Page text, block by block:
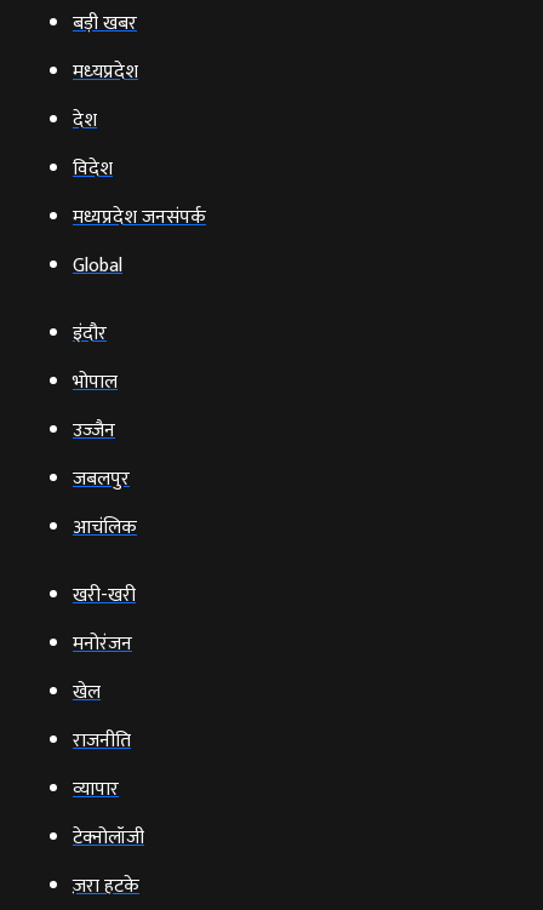
बड़ी खबर
मध्‍यप्रदेश
देश
विदेश
मध्यप्रदेश जनसंपर्क
Global
इंदौर
भोपाल
उज्‍जैन
जबलपुर
आचंलिक
खरी-खरी
मनोरंजन
खेल
राजनीति
व्‍यापार
टेक्‍नोलॉजी
ज़रा हटके